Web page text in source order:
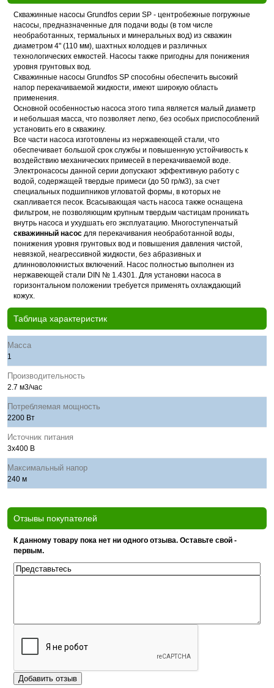
Скважинные насосы Grundfos серии SP - центробежные погружные
насосы, предназначенные для подачи воды (в том числе
необработанных, термальных и минеральных вод) из скважин
диаметром 4" (110 мм), шахтных колодцев и различных
технологических емкостей. Насосы также пригодны для понижения
уровня грунтовых вод.
Скважинные насосы Grundfos SP способны обеспечить высокий
напор перекачиваемой жидкости, имеют широкую область
применения.
Основной особенностью насоса этого типа является малый диаметр
и небольшая масса, что позволяет легко, без особых приспособлений
установить его в скважину.
Все части насоса изготовлены из нержавеющей стали, что
обеспечивает большой срок службы и повышенную устойчивость к
воздействию механических примесей в перекачиваемой воде.
Электронасосы данной серии допускают эффективную работу с
водой, содержащей твердые примеси (до 50 гр/м3), за счет
специальных подшипников угловатой формы, в которых не
скапливается песок. Всасывающая часть насоса также оснащена
фильтром, не позволяющим крупным твердым частицам проникать
внутрь насоса и ухудшать его эксплуатацию. Многоступенчатый
скважинный насос для перекачивания необработанной воды,
понижения уровня грунтовых вод и повышения давления чистой,
невязкой, неагрессивной жидкости, без абразивных и
длинноволокнистых включений. Насос полностью выполнен из
нержавеющей стали DIN № 1.4301. Для установки насоса в
горизонтальном положении требуется применять охлаждающий
кожух.
Таблица характеристик
Масса
1
Производительность
2.7 м3/час
Потребляемая мощность
2200 Вт
Источник питания
3х400 В
Максимальный напор
240 м
Отзывы покупателей
К данному товару пока нет ни одного отзыва. Оставьте свой -
первым.